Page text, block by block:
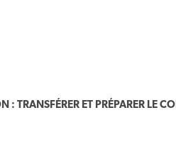
: TRANSFÉRER ET PRÉPARER LE